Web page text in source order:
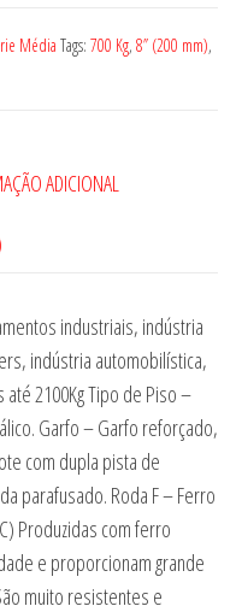
Média Tags: 700 Kg, 8” (200 mm),
ADICIONAL
industriais, indústria
indústria automobilística,
2100Kg Tipo de Piso –
Garfo – Garfo reforçado,
com dupla pista de
parafusado. Roda F – Ferro
Produzidas com ferro
e proporcionam grande
muito resistentes e